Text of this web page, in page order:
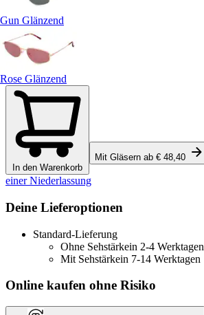
Gun Glänzend
Rose Glänzend
In den Warenkorb
Mit Gläsern ab € 48,40
einer Niederlassung
Deine Lieferoptionen
Standard-Lieferung
Ohne Sehstärkein 2-4 Werktagen
Mit Sehstärkein 7-14 Werktagen
Online kaufen ohne Risiko